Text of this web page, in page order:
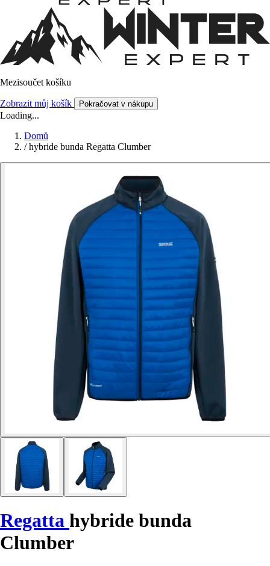
Mezisoučet košíku
Zobrazit můj košík Pokračovat v nákupu
Loading...
Domů
/ hybride bunda Regatta Clumber
Regatta hybride bunda
Clumber